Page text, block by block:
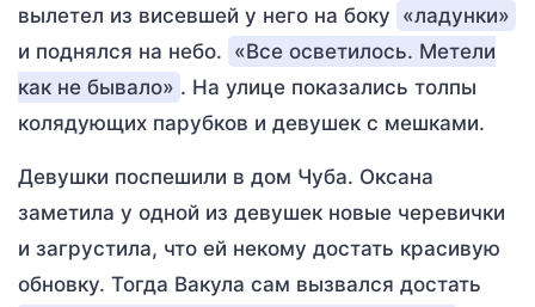
вылетел из висевшей у него на боку «ладунки»
и поднялся на небо. «Все осветилось. Метели
как не бывало» . На улице показались толпы
колядующих парубков и девушек с мешками.
Девушки поспешили в дом Чуба. Оксана
заметила у одной из девушек новые черевички
и загрустила, что ей некому достать красивую
обновку. Тогда Вакула сам вызвался достать